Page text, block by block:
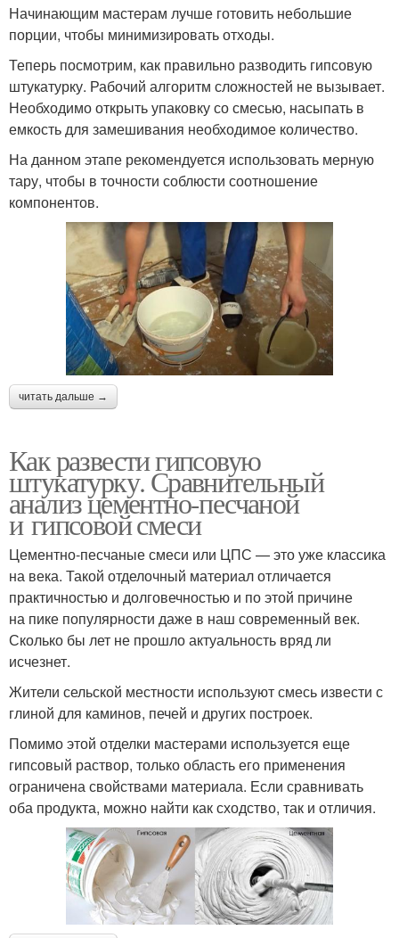
Начинающим мастерам лучше готовить небольшие
порции, чтобы минимизировать отходы.
Теперь посмотрим, как правильно разводить гипсовую
штукатурку. Рабочий алгоритм сложностей не вызывает.
Необходимо открыть упаковку со смесью, насыпать в
емкость для замешивания необходимое количество.
На данном этапе рекомендуется использовать мерную
тару, чтобы в точности соблюсти соотношение
компонентов.
читать дальше →
Как развести гипсовую
штукатурку. Сравнительный
анализ цементно-песчаной
и гипсовой смеси
Цементно-песчаные смеси или ЦПС — это уже классика
на века. Такой отделочный материал отличается
практичностью и долговечностью и по этой причине
на пике популярности даже в наш современный век.
Сколько бы лет не прошло актуальность вряд ли
исчезнет.
Жители сельской местности используют смесь извести с
глиной для каминов, печей и других построек.
Помимо этой отделки мастерами используется еще
гипсовый раствор, только область его применения
ограничена свойствами материала. Если сравнивать
оба продукта, можно найти как сходство, так и отличия.